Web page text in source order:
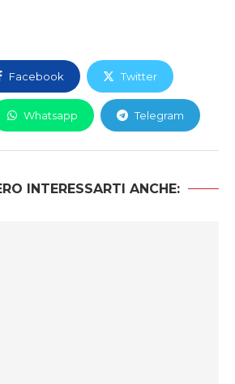
Facebook Twitter
Whatsapp Telegram
INTERESSARTI ANCHE: